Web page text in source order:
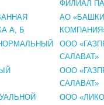
ФИЛИАЛ
А, Б
АО
ООО
САЛАВАТ»
ООО
САЛАВАТ»
ООО